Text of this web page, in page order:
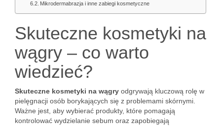
Mikrodermabrazja i inne zabiegi kosmetyczne
Skuteczne kosmetyki na
wągry – co warto
wiedzieć?
Skuteczne kosmetyki na wągry odgrywają kluczową rolę w
pielęgnacji osób borykających się z problemami skórnymi.
Ważne jest, aby wybierać produkty, które pomagają
kontrolować wydzielanie sebum oraz zapobiegają